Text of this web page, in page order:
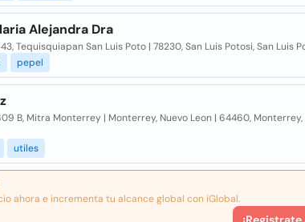
Alejandra Dra
Tequisquiapan San Luis Poto | 78230, San Luis Potosi, San Luis
pepel
B, Mitra Monterrey | Monterrey, Nuevo Leon | 64460, Monterrey,
utiles
ahora e incrementa tu alcance global con iGlobal.